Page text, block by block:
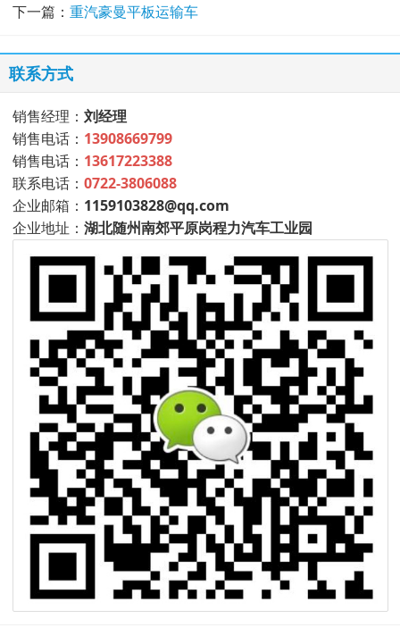
下一篇： 重汽豪曼平板运输车
联系方式
销售经理： 刘经理
销售电话： 13908669799
销售电话： 13617223388
联系电话： 0722-3806088
企业邮箱： 1159103828@qq.com
企业地址： 湖北随州南郊平原岗程力汽车工业园